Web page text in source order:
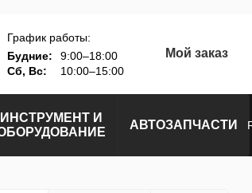
График работы:
Будние:
9:00–18:00
Сб, Вс:
10:00–15:00
Мой заказ
ИНСТРУМЕНТ И
АВТОЗАПЧАСТИ